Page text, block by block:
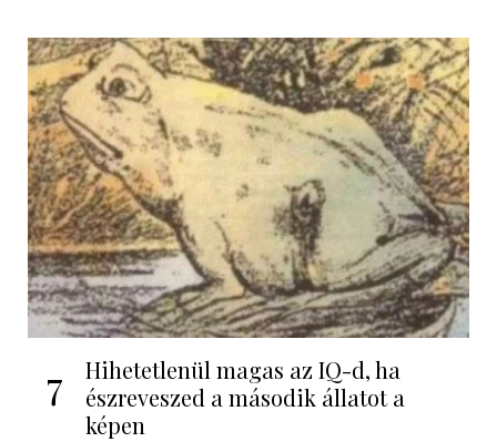
7
Hihetetlenül magas az IQ-d, ha
észreveszed a második állatot a
képen